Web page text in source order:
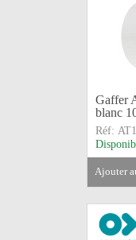
Gaffer
blanc
Réf:
ajouter